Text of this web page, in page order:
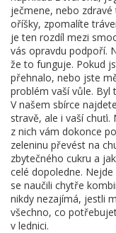
ječmene, nebo zdravé
oříšky, zpomalíte
je ten rozdíl mezi
vás opravdu podpoří.
že to funguje. Pokud
přehnalo, nebo jste
problém vaší vůle. Byl
V našem sbírce
stravě, ale i vaší
z nich vám dokonce
zeleninu převést na
zbytečného cukru a
celé dopoledne.
se naučili chytře
nikdy nezajímá, jestli
všechno, co
v lednici.